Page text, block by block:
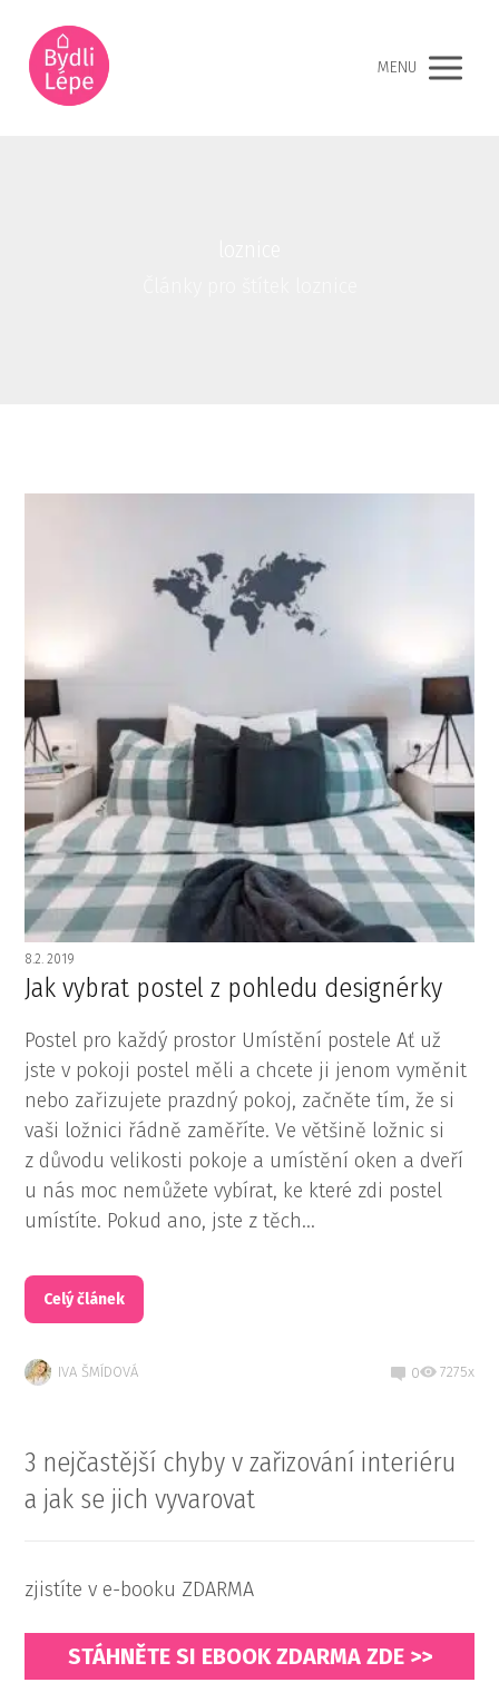
MENU
8.2. 2019
Jak vybrat postel z pohledu designérky
Postel pro každý prostor Umístění postele Ať už
jste v pokoji postel měli a chcete ji jenom vyměnit
nebo zařizujete prazdný pokoj, začněte tím, že si
vaši ložnici řádně zaměříte. Ve většině ložnic si
z důvodu velikosti pokoje a umístění oken a dveří
u nás moc nemůžete vybírat, ke které zdi postel
umístíte. Pokud ano, jste z těch...
Celý článek
IVA ŠMÍDOVÁ 0 7275x
3 nejčastější chyby v zařizování interiéru
a jak se jich vyvarovat
zjistíte v e-booku ZDARMA
STÁHNĚTE SI EBOOK ZDARMA ZDE >>